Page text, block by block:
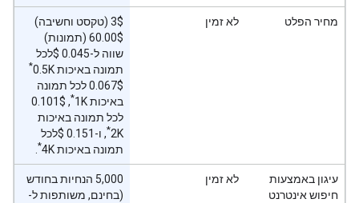
מחיר הפלט לא זמין
‫3$ (טקסט וחשיבה)
‫60.00$ (תמונות)
שווה ל-0.045 $לכל
תמונה באיכות 0.5K
*
‫0.067$ לכל תמונה
באיכות 1K
*
, ‫0.101$
לכל תמונה באיכות
2K
*
, ו-0.151 $לכל
תמונה באיכות 4K
*
עיגון באמצעות
חיפוש אינטרנט
לא זמין
‫5,000 הנחיות בחודש
(בחינם, משותפות ל-